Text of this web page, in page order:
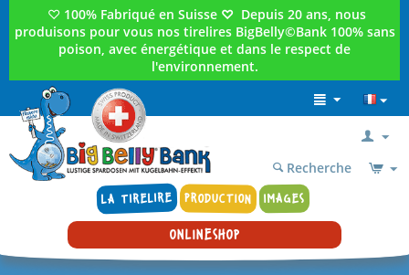
♡ 100% Fabriqué en Suisse ♡ Depuis 20 ans, nous
produisons pour vous nos tirelires BigBelly©Bank 100% sans
poison, avec énergétique et dans le respect de
l'environnement.
LA TIRELIRE PRODUCTION IMAGES
Recherche
ONLINESHOP